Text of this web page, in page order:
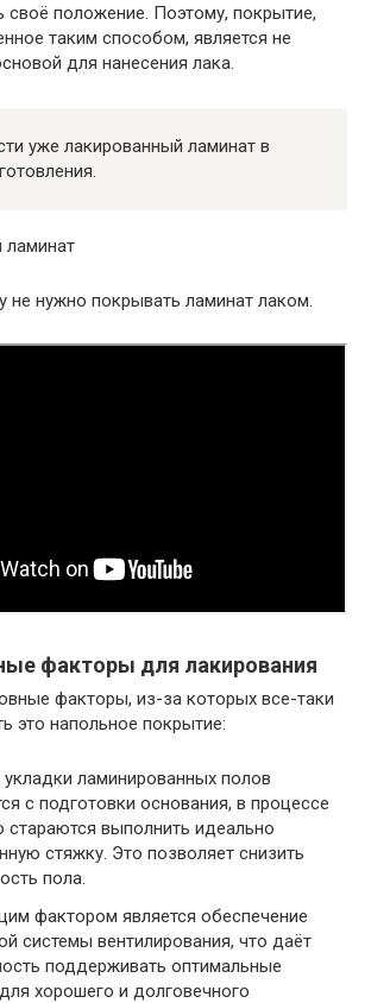
своё положение. Поэтому, покрытие,
таким способом, является не
для нанесения лака.
уже лакированный ламинат в
не нужно покрывать ламинат лаком.
факторы для лакирования
факторы, из-за которых все-таки
это напольное покрытие:
ламинированных полов
с подготовки основания, в процессе
стараются выполнить идеально
стяжку. Это позволяет снизить
пола.
фактором является обеспечение
системы вентилирования, что даёт
поддерживать оптимальные
хорошего и долговечного